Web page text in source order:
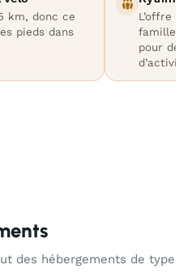
km, donc ce
pieds dans
L’offre
familles,
pour des
des hébergements de type